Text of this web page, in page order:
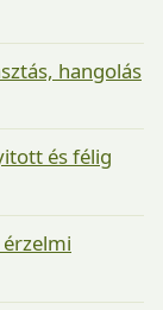
hangolás
és félig